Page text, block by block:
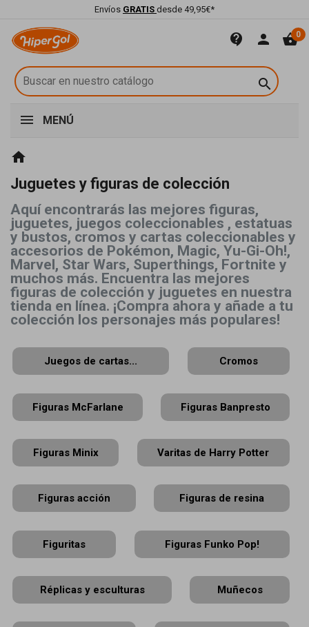
Envíos GRATIS desde 49,95€*
contact_support person shopping_basket0

MENÚ
home
Juguetes y figuras de colección
Aquí encontrarás las mejores figuras,
juguetes, juegos coleccionables , estatuas
y bustos, cromos y cartas coleccionables y
accesorios de Pokémon, Magic, Yu-Gi-Oh!,
Marvel, Star Wars, Superthings, Fortnite y
muchos más. Encuentra las mejores
figuras de colección y juguetes en nuestra
tienda en línea. ¡Compra ahora y añade a tu
colección los personajes más populares!
Juegos de cartas... Cromos
Figuras McFarlane Figuras Banpresto
Figuras Minix Varitas de Harry Potter
Figuras acción Figuras de resina
Figuritas Figuras Funko Pop!
Réplicas y esculturas Muñecos